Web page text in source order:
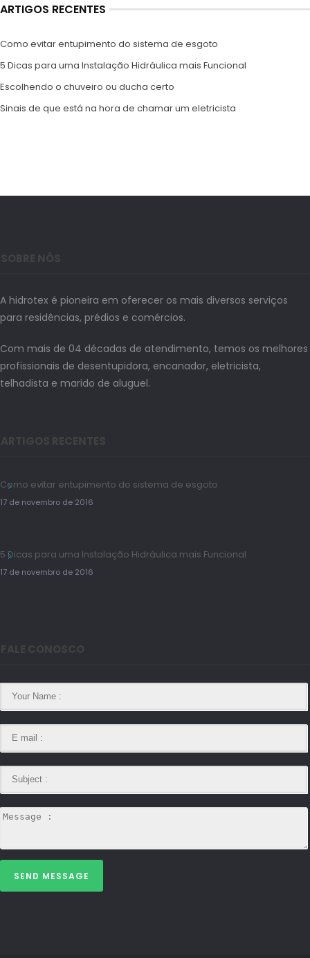
ARTIGOS RECENTES
Como evitar entupimento do sistema de esgoto
5 Dicas para uma Instalação Hidráulica mais Funcional
Escolhendo o chuveiro ou ducha certo
Sinais de que está na hora de chamar um eletricista
A hidrotex é pioneira em oferecer os mais diversos serviços
para residências, prédios e comércios.
Com mais de 04 décadas de atendimento, temos os melhores
profissionais de desentupidora, encanador, eletricista,
telhadista e marido de aluguel.
Como evitar entupimento do sistema de esgoto
17 de novembro de 2016
5 Dicas para uma Instalação Hidráulica mais Funcional
17 de novembro de 2016
SEND MESSAGE